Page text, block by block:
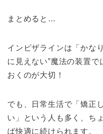
まとめると…
インビザラインは「かな
に見えない”魔法の装置
おくのが大切！
でも、日常生活で「矯正
い」という人も多く、ち
ば快適に続けられます。